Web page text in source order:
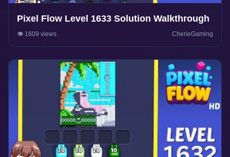
Pixel Flow Level 1633 Solution Walkthrough
👁️ 1609 views CherieGaming